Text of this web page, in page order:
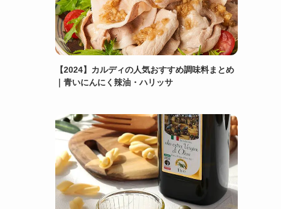
【2024】カルディの人気おすすめ調味料まとめ
｜青いにんにく辣油・ハリッサ